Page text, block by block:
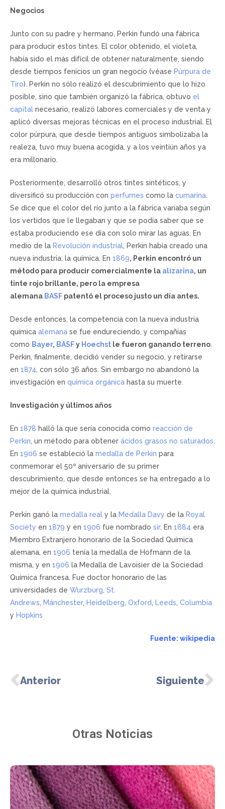
Negocios
Junto con su padre y hermano, Perkin fundó una fábrica
para producir estos tintes. El color obtenido, el violeta,
había sido el más difícil de obtener naturalmente, siendo
desde tiempos fenicios un gran negocio (véase Púrpura de
Tiro). Perkin no sólo realizó el descubrimiento que lo hizo
posible, sino que también organizó la fábrica, obtuvo el
capital necesario, realizó labores comerciales y de venta y
aplicó diversas mejoras técnicas en el proceso industrial. El
color púrpura, que desde tiempos antiguos simbolizaba la
realeza, tuvo muy buena acogida, y a los veintiún años ya
era millonario.
Posteriormente, desarrolló otros tintes sintéticos, y
diversificó su producción con perfumes como la cumarina.
Se dice que el color del río junto a la fábrica variaba según
los vertidos que le llegaban y que se podía saber que se
estaba produciendo ese día con solo mirar las aguas. En
medio de la Revolución industrial, Perkin había creado una
nueva industria: la química. En 1869, Perkin encontró un
método para producir comercialmente la alizarina, un
tinte rojo brillante, pero la empresa
alemana BASF patentó el proceso justo un día antes.
Desde entonces, la competencia con la nueva industria
química alemana se fue endureciendo, y compañías
como Bayer, BASFy Hoechst le fueron ganando terreno.
Perkin, finalmente, decidió vender su negocio, y retirarse
en 1874, con sólo 36 años. Sin embargo no abandonó la
investigación en química orgánica hasta su muerte.
Investigación y últimos años
En 1878 halló la que sería conocida como reacción de
Perkin, un método para obtener ácidos grasos no saturados.
En 1906 se estableció la medalla de Perkin para
conmemorar el 50º aniversario de su primer
descubrimiento, que desde entonces se ha entregado a lo
mejor de la química industrial.
Perkin ganó la medalla real y la Medalla Davy de la Royal
Society en 1879 y en 1906 fue nombrado sir. En 1884 era
Miembro Extranjero honorario de la Sociedad Química
alemana, en 1906 tenía la medalla de Hofmann de la
misma, y en 1906 la Medalla de Lavoisier de la Sociedad
Química francesa. Fue doctor honorario de las
universidades de Wurzburg, St.
Andrews, Mánchester, Heidelberg, Oxford, Leeds, Columbia
y Hopkins
Fuente: wikipedia
Anterior Siguiente
Otras Noticias